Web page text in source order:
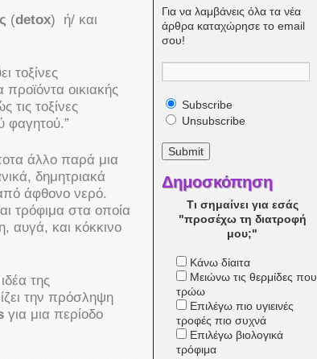
(detox) ή/ και
τοξίνες
οικιακής
τοξίνες
φαγητού.”
άλλο παρά μια
δημητριακά
άφθονο νερό.
τρόφιμα στα οποία
αυγά, και κόκκινο
της
την πρόσληψη
για μια περίοδο
Για να λαμβάνεις όλα τα νέα
άρθρα καταχώρησε το email
σου!
Subscribe
Unsubscribe
Δημοσκόπηση
Τι σημαίνει για εσάς
"προσέχω τη διατροφή
μου;"
Κάνω δίαιτα
Μειώνω τις θερμίδες που
τρώω
Επιλέγω πιο υγιεινές
τροφές πιο συχνά
Επιλέγω βιολογικά
τρόφιμα